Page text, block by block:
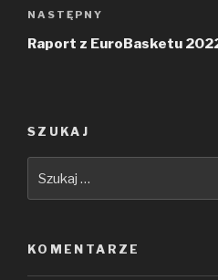
Następny
wpis
NASTĘPNY
Raport z EuroBasketu
SZUKAJ
KOMENTARZE